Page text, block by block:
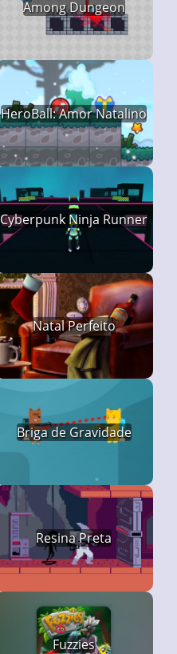
Among Dungeon
HeroBall: Amor Natalino
Cyberpunk Ninja Runner
Natal Perfeito
Briga de Gravidade
Resina Preta
Fuzzies